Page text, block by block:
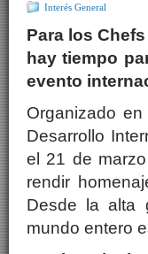
Interés General
Para los
hay tiempo
evento
Organizado
Desarrollo
el 21 de
rendir
Desde la alta
mundo entero